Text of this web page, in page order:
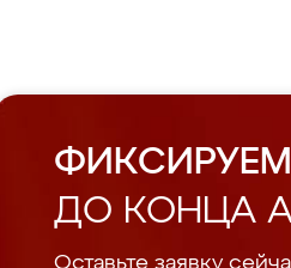
ДО КОНЦА
Оставьте заявку